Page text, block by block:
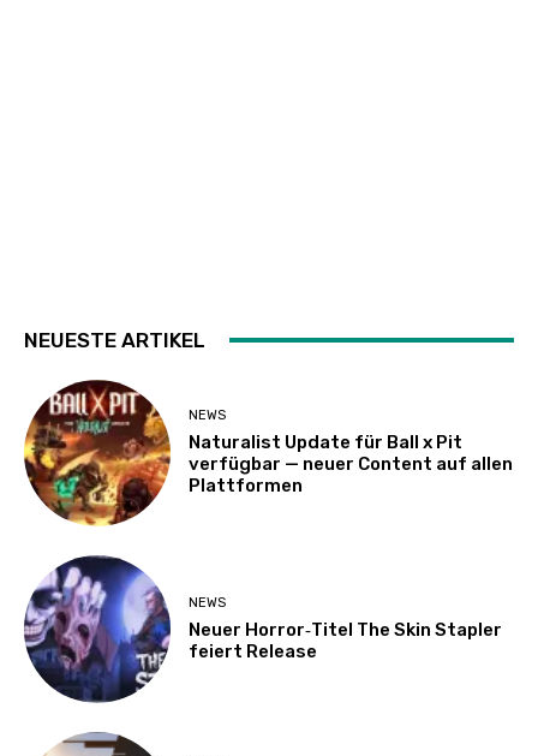
NEUESTE ARTIKEL
NEWS
Naturalist Update für Ball x Pit
verfügbar — neuer Content auf allen
Plattformen
NEWS
Neuer Horror‑Titel The Skin Stapler
feiert Release